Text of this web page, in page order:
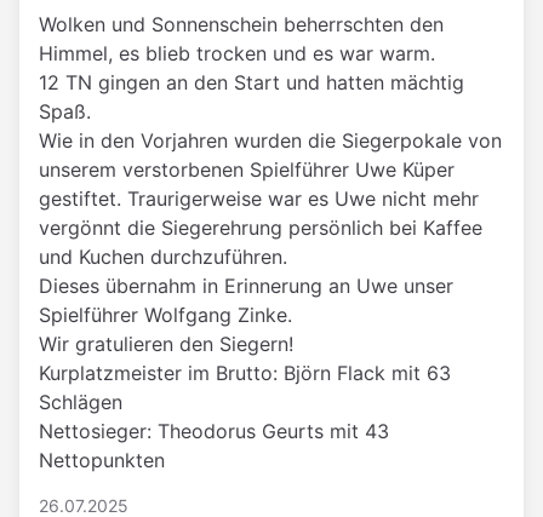
Wolken und Sonnenschein beherrschten den
Himmel, es blieb trocken und es war warm.
12 TN gingen an den Start und hatten mächtig
Spaß.
Wie in den Vorjahren wurden die Siegerpokale von
unserem verstorbenen Spielführer Uwe Küper
gestiftet. Traurigerweise war es Uwe nicht mehr
vergönnt die Siegerehrung persönlich bei Kaffee
und Kuchen durchzuführen.
Dieses übernahm in Erinnerung an Uwe unser
Spielführer Wolfgang Zinke.
Wir gratulieren den Siegern!
Kurplatzmeister im Brutto: Björn Flack mit 63
Schlägen
Nettosieger: Theodorus Geurts mit 43
Nettopunkten
26.07.2025